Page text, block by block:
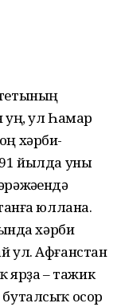
ул Һамар
хәрби-
йылда уны
юллана.
хәрби
ул. Афғанстан
ярҙа – тажик
осор